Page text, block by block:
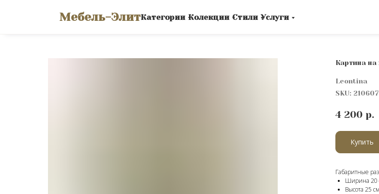
Мебель-ЭлитКатегории Колекции Стили Услуги
Картина на
Leontina
SKU:
4 200 р.
Купить
Габаритные
Ширина 20
Высота 25 см